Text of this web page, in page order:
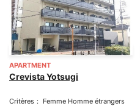
APARTMENT
Crevista Yotsugi
Critères： Femme Homme étrangers